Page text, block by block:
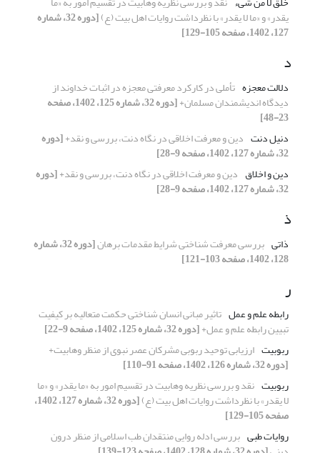
یقدر» و «ما لا یقدر» با نظرداشت روایات اهل بیت (ع) [دوره 32، شماره
127، 1402، صفحه 105-129]
د
دلالت معجزه تأملی در کارکرد معرفتی معجزه در اثبات خداوند از
دیدگاه اندیشمندان مسلمان+ [دوره 32، شماره 125، 1402، صفحه
23-48]
دنیل دنت دین و معرفت اخلاقی در نگاه دنت، بررسی و نقد+[دوره
32، شماره 127، 1402، صفحه 9-28]
دین و اخلاق دین و معرفت اخلاقی در نگاه دنت، بررسی و نقد+[دوره
32، شماره 127، 1402، صفحه 9-28]
ذ
ذاتی بررسی معرفت شناختی شرایط مقدمات برهان [دوره 32، شماره
128، 1402، صفحه 103-121]
ر
رابطه علم و عمل تاثیر مبانی انسان شناختی حکمت متعالیه بر کیفیت
تبیین رابطه علم و عمل+[دوره 32، شماره 125، 1402، صفحه 9-22]
ربوبیت ارزیابی توحید ربوبی مشرکان عصر نبوی از منظر وهابیت+
[دوره 32، شماره 126، 1402، صفحه 91-110]
ربوبیت نقد و بررسی نظریه وهابیت در تقسیم امور به «ما یقدر» و «ما
لا یقدر» با نظرداشت روایات اهل بیت (ع) [دوره 32، شماره 127، 1402،
صفحه 105-129]
روایات طبی بررسی ادله روایی منتقدان طب اسلامی از منظر درون